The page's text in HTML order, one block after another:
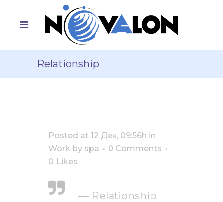
Relationship
Posted at 12 Дек, 09:56h in
Work by spa
0 Comments
0 Likes
— Relationship